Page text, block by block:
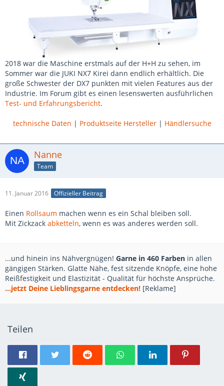
2018 war die Maschine erstmals auf der H+H zu sehen, im
Sommer war die JUKI NX7 Kirei dann endlich erhältlich. Die
große Schwester der DX7 punkten mit vielen Features aus der
Industrie. Im Forum gibt es einen lesenswerten ausführlichen
Test- und Erfahrungsbericht.
technische Daten | Produktseite Hersteller| Händlersuche
Nanne
Team
11. Januar 2016 Offizieller Beitrag
Einen Rollsaum machen wenn es ein Schal bleiben soll.
Mit Zickzack abketteln, wenn es was anderes werden soll.
...und hinein ins Nähvergnügen! Garne in 460 Farben in allen
gängigen Stärken. Glatte Nähe, fest sitzende Knöpfe, eine hohe
Reißfestigkeit und Elastizität - Qualität für höchste Ansprüche.
...jetzt Deine Lieblingsgarne entdecken! [Reklame]
Teilen